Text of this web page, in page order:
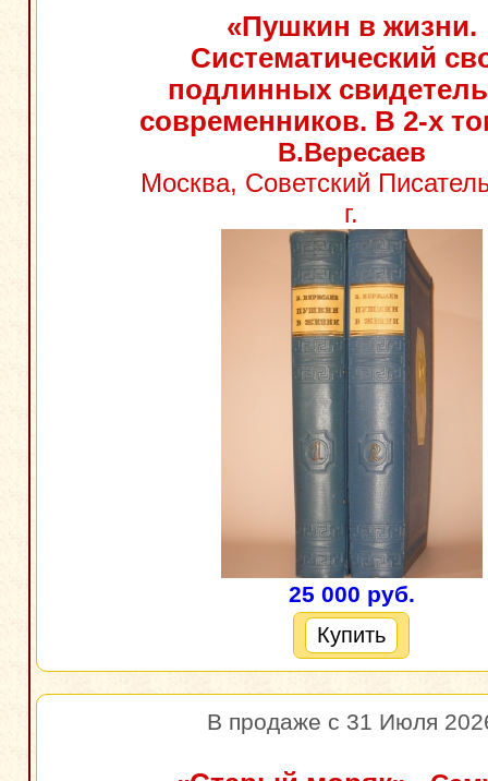
«Пушкин в жизни.
Систематический
подлинных
современников. В 2-х
В.Вересаев
Москва, Советский
г.
25 000 руб.
Купить
В продаже с 31 Июля